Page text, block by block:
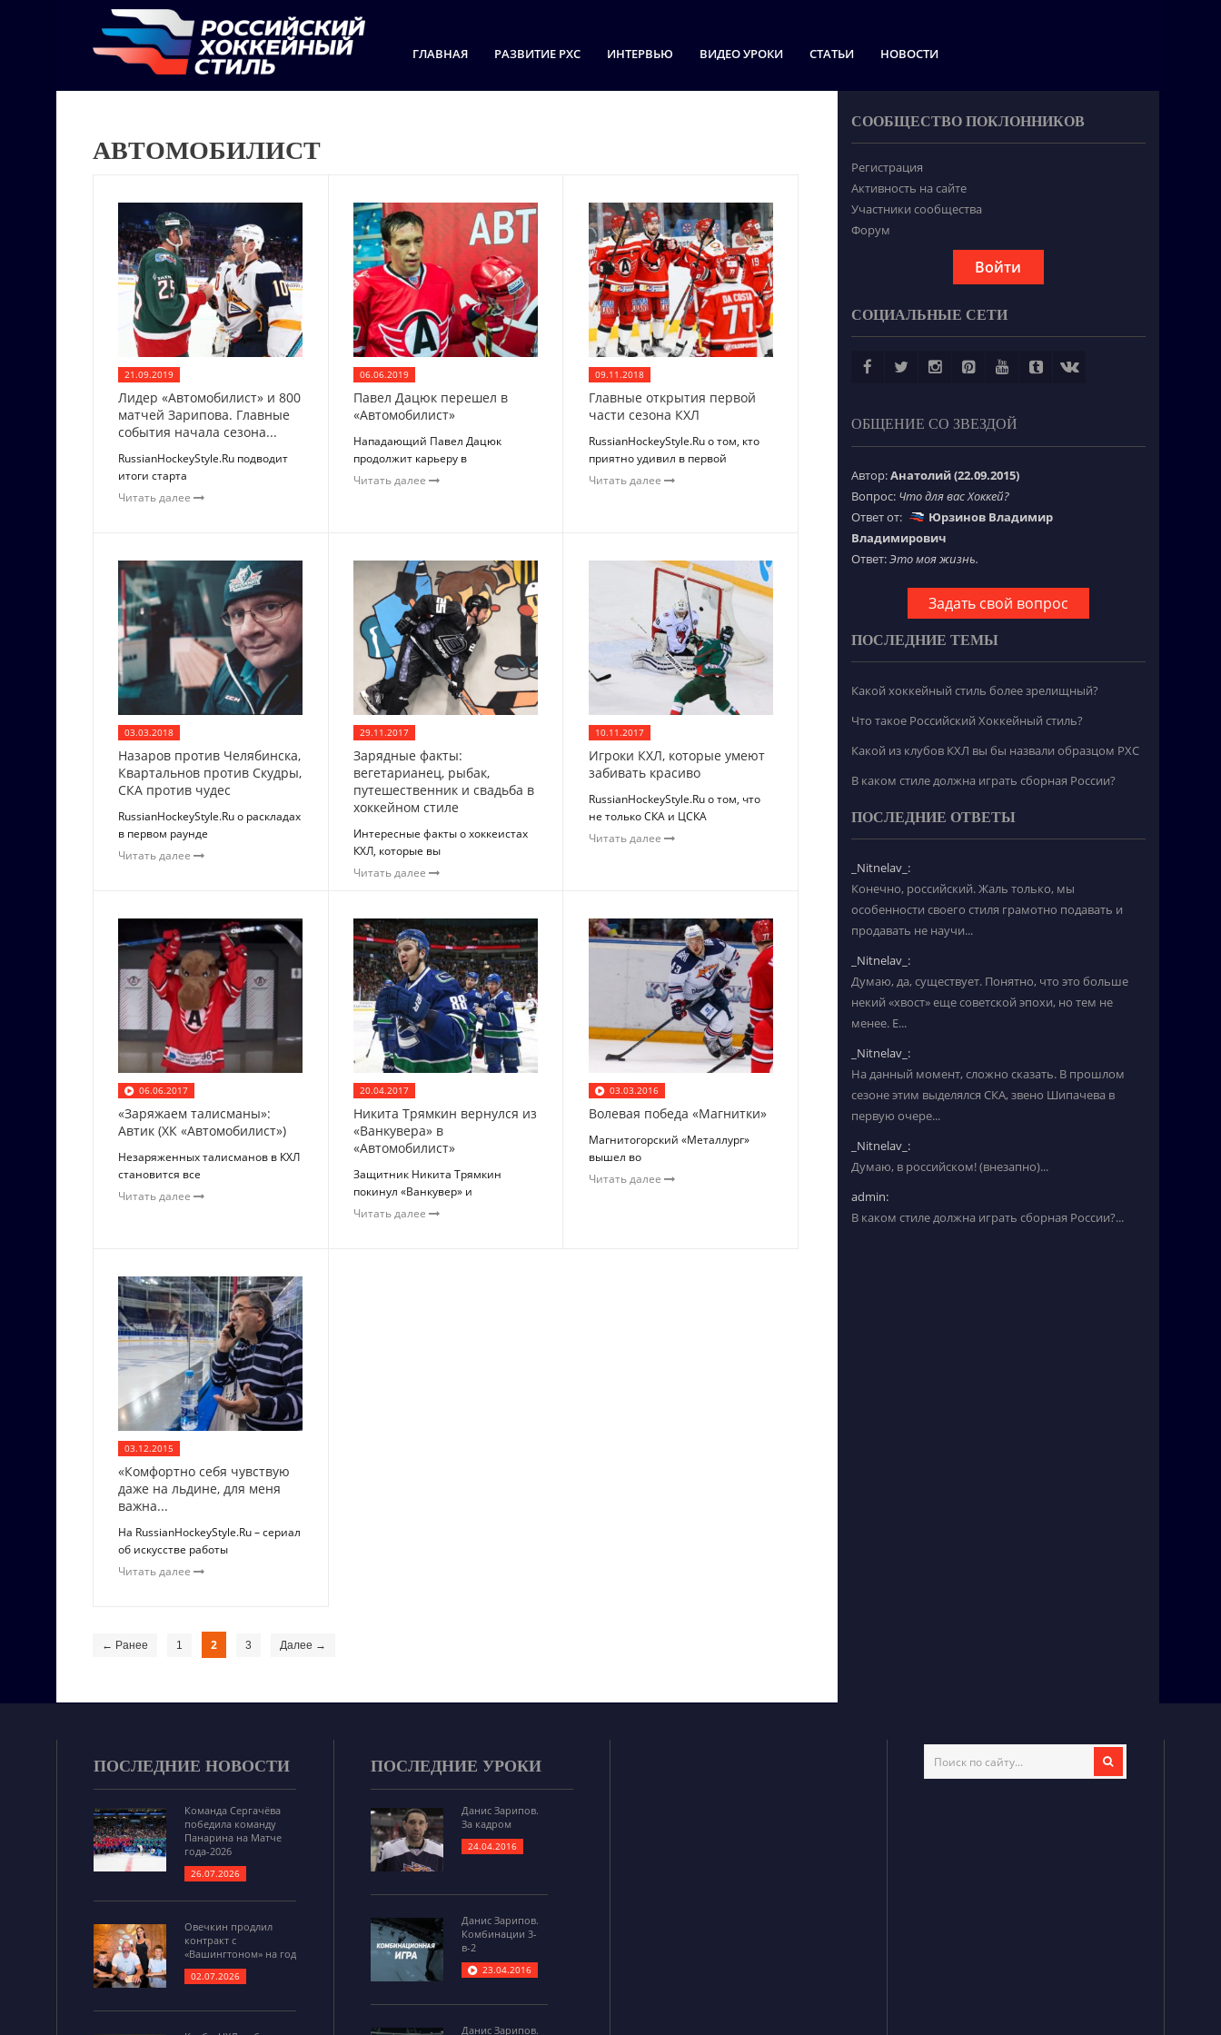
ГЛАВНАЯ РАЗВИТИЕ РХС ИНТЕРВЬЮ ВИДЕО УРОКИ СТАТЬИ НОВОСТИ
АВТОМОБИЛИСТ
21.09.2019
Лидер «Автомобилист» и 800
матчей Зарипова. Главные
события начала сезона...
RussianHockeyStyle.Ru подводит
итоги старта
Читать далее
06.06.2019
Павел Дацюк перешел в
«Автомобилист»
Нападающий Павел Дацюк
продолжит карьеру в
Читать далее
09.11.2018
Главные открытия первой
части сезона КХЛ
RussianHockeyStyle.Ru о том, кто
приятно удивил в первой
Читать далее
03.03.2018
Назаров против Челябинска,
Квартальнов против Скудры,
СКА против чудес
RussianHockeyStyle.Ru о раскладах
в первом раунде
Читать далее
29.11.2017
Зарядные факты:
вегетарианец, рыбак,
путешественник и свадьба в
хоккейном стиле
Интересные факты о хоккеистах
КХЛ, которые вы
Читать далее
10.11.2017
Игроки КХЛ, которые умеют
забивать красиво
RussianHockeyStyle.Ru о том, что
не только СКА и ЦСКА
Читать далее
06.06.2017
«Заряжаем талисманы»:
Автик (ХК «Автомобилист»)
Незаряженных талисманов в КХЛ
становится все
Читать далее
20.04.2017
Никита Трямкин вернулся из
«Ванкувера» в
«Автомобилист»
Защитник Никита Трямкин
покинул «Ванкувер» и
Читать далее
03.03.2016
Волевая победа «Магнитки»
Магнитогорский «Металлург»
вышел во
Читать далее
03.12.2015
«Комфортно себя чувствую
даже на льдине, для меня
важна...
На RussianHockeyStyle.Ru – сериал
об искусстве работы
Читать далее
← Ранее 1 2 3 Далее →
СООБЩЕСТВО ПОКЛОННИКОВ
Регистрация
Активность на сайте
Участники сообщества
Форум
Войти
СОЦИАЛЬНЫЕ СЕТИ
ОБЩЕНИЕ СО ЗВЕЗДОЙ
Автор:Анатолий (22.09.2015)
Вопрос: Что для вас Хоккей?
Ответ от:
Юрзинов Владимир
Владимирович
Ответ:Это моя жизнь.
Задать свой вопрос
ПОСЛЕДНИЕ ТЕМЫ
Какой хоккейный стиль более зрелищный?
Что такое Российский Хоккейный стиль?
Какой из клубов КХЛ вы бы назвали образцом РХС
В каком стиле должна играть сборная России?
ПОСЛЕДНИЕ ОТВЕТЫ
_Nitnelav_:
Конечно, российский. Жаль только, мы
особенности своего стиля грамотно подавать и
продавать не научи...
_Nitnelav_:
Думаю, да, существует. Понятно, что это больше
некий «хвост» еще советской эпохи, но тем не
менее. Е...
_Nitnelav_:
На данный момент, сложно сказать. В прошлом
сезоне этим выделялся СКА, звено Шипачева в
первую очере...
_Nitnelav_:
Думаю, в российском! (внезапно)...
admin:
В каком стиле должна играть сборная России?...
ПОСЛЕДНИЕ НОВОСТИ
Команда Сергачёва
победила команду
Панарина на Матче
года-2026
26.07.2026
Овечкин продлил
контракт с
«Вашингтоном» на год
02.07.2026
ПОСЛЕДНИЕ УРОКИ
Данис Зарипов.
За кадром
24.04.2016
Данис Зарипов.
Комбинации 3-
в-2
23.04.2016
Данис Зарипов.